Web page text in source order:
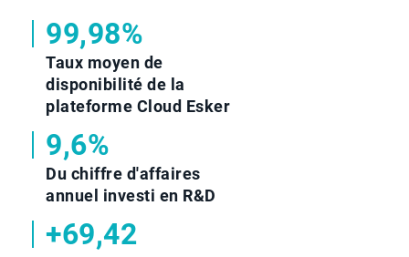
99,98%
Taux moyen de
disponibilité de la
plateforme Cloud Esker
9,6%
Du chiffre d'affaires
annuel investi en R&D
+69,42